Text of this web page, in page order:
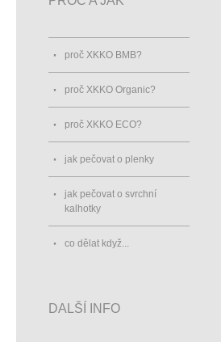
proč XKKO BMB?
proč XKKO Organic?
proč XKKO ECO?
jak pečovat o plenky
jak pečovat o svrchní
kalhotky
co dělat když...
DALŠÍ INFO